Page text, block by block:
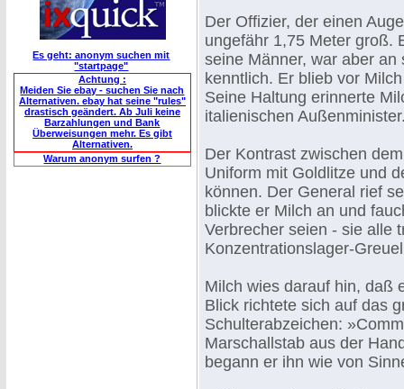
Es geht: anonym suchen mit
"startpage"
Achtung :
Meiden Sie ebay - suchen Sie nach
Alternativen. ebay hat seine "rules"
drastisch geändert. Ab Juli keine
Barzahlungen und Bank
Überweisungen mehr. Es gibt
Alternativen.
Warum anonym surfen ?
Der Offizier, der einen
ungefähr 1,75 Meter groß.
seine Männer, war aber
kenntlich. Er blieb vor
Seine Haltung erinnerte
italienischen
Der Kontrast zwischen
Uniform mit Goldlitze und
können. Der General rief
blickte er Milch an und
Verbrecher seien - sie alle
Konzentrationslager-
Milch wies darauf hin, daß
Blick richtete sich auf das
Schulterabzeichen:
Marschallstab aus der
begann er ihn wie von